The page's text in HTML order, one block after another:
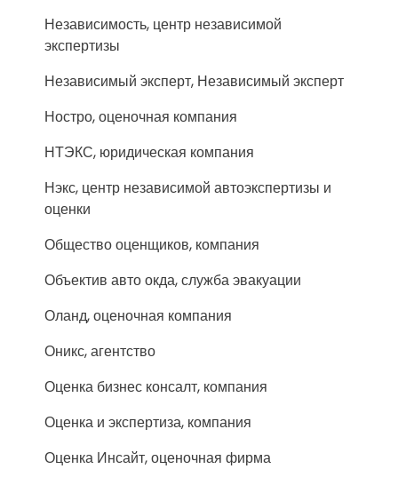
Независимость, центр независимой
экспертизы
Независимый эксперт, Независимый эксперт
Ностро, оценочная компания
НТЭКС, юридическая компания
Нэкс, центр независимой автоэкспертизы и
оценки
Общество оценщиков, компания
Объектив авто окда, служба эвакуации
Оланд, оценочная компания
Оникс, агентство
Оценка бизнес консалт, компания
Оценка и экспертиза, компания
Оценка Инсайт, оценочная фирма